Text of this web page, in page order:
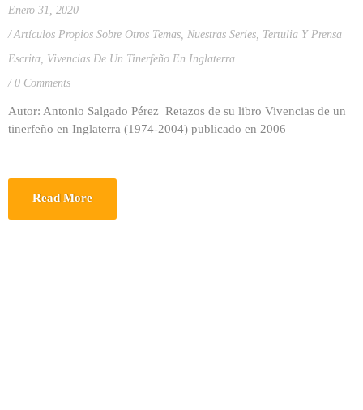
Enero 31, 2020
Artículos Propios Sobre Otros Temas, Nuestras Series, Tertulia Y Prensa
Escrita, Vivencias De Un Tinerfeño En Inglaterra
0 Comments
Autor: Antonio Salgado Pérez Retazos de su libro Vivencias de un
tinerfeño en Inglaterra (1974-2004) publicado en 2006
Read More